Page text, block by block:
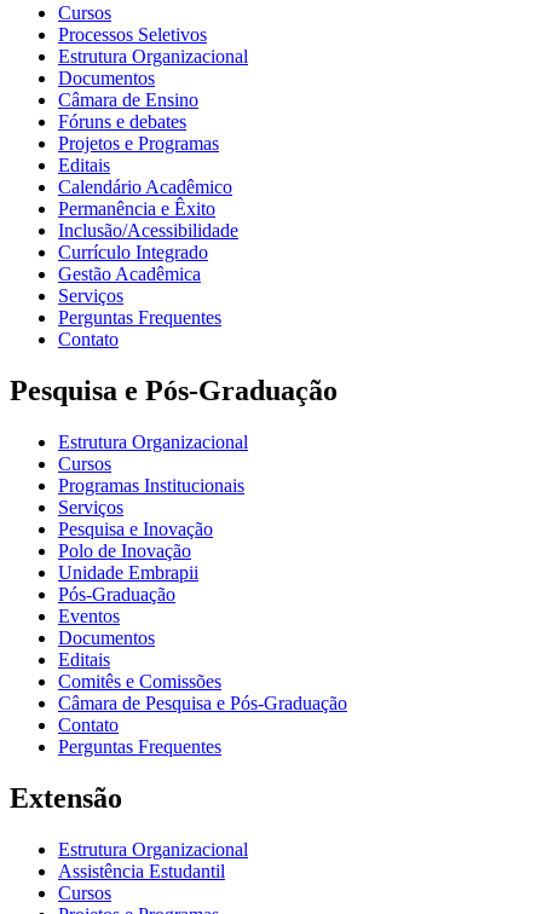
Cursos
Processos Seletivos
Estrutura Organizacional
Documentos
Câmara de Ensino
Fóruns e debates
Projetos e Programas
Editais
Calendário Acadêmico
Permanência e Êxito
Inclusão/Acessibilidade
Currículo Integrado
Gestão Acadêmica
Serviços
Perguntas Frequentes
Contato
Pesquisa e Pós-Graduação
Estrutura Organizacional
Cursos
Programas Institucionais
Serviços
Pesquisa e Inovação
Polo de Inovação
Unidade Embrapii
Pós-Graduação
Eventos
Documentos
Editais
Comitês e Comissões
Câmara de Pesquisa e Pós-Graduação
Contato
Perguntas Frequentes
Extensão
Estrutura Organizacional
Assistência Estudantil
Cursos